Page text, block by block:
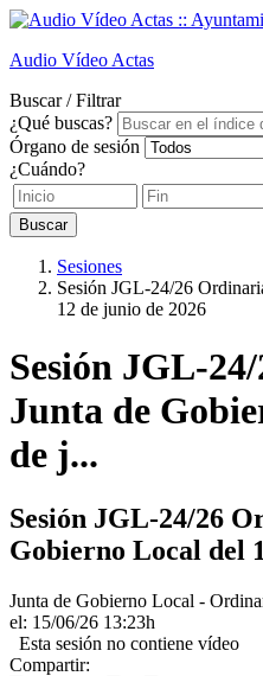
Audio Vídeo Actas
Buscar / Filtrar
¿Qué buscas?
Órgano de sesión
¿Cuándo?
Buscar
Sesiones
Sesión JGL-24/26
12 de junio de 2026
Sesión JGL-
Junta de
de j...
Sesión JGL-24/26
Gobierno Local del
Junta de Gobierno Local -
el: 15/06/26 13:23h
Esta sesión no contiene vídeo
Compartir: